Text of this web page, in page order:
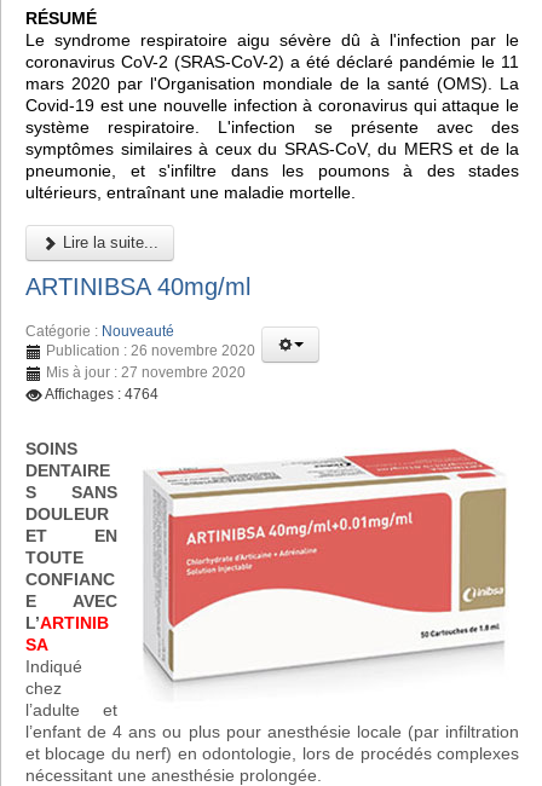
RÉSUMÉ
Le syndrome respiratoire aigu sévère dû à l'infection par le
coronavirus CoV-2 (SRAS-CoV-2) a été déclaré pandémie le 11
mars 2020 par l'Organisation mondiale de la santé (OMS). La
Covid-19 est une nouvelle infection à coronavirus qui attaque le
système respiratoire. L'infection se présente avec des
symptômes similaires à ceux du SRAS-CoV, du MERS et de la
pneumonie, et s'infiltre dans les poumons à des stades
ultérieurs, entraînant une maladie mortelle.
Lire la suite...
ARTINIBSA 40mg/ml
Catégorie : Nouveauté
Publication : 26 novembre 2020
Mis à jour : 27 novembre 2020
Affichages : 4764
SOINS
DENTAIRE
S SANS
DOULEUR
ET EN
TOUTE
CONFIANC
E AVEC
L’ARTINIB
SA
Indiqué
chez
l’adulte et
l’enfant de 4 ans ou plus pour anesthésie locale (par infiltration
et blocage du nerf) en odontologie, lors de procédés complexes
nécessitant une anesthésie prolongée.